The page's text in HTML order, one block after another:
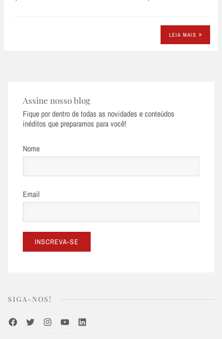
LEIA MAIS
Assine nosso blog
Fique por dentro de todas as novidades e conteúdos
inéditos que preparamos para você!
Nome
Email
SIGA-NOS!
FacebookTwitterInstagramYoutubeLinkedIn